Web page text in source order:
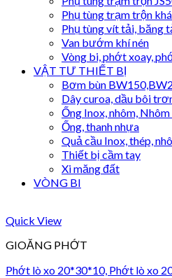
Phụ tùng trạm trộn
Phụ tùng vít tải, băng
Van bướm khí nén
Vòng bi, phớt xoay,
VẬT TƯ THIẾT BỊ
Bơm bùn
Dây curoa, dầu bôi
Ống Inox, nhôm,
Ống, thanh nhựa
Quả cầu Inox, thép,
Thiết bị cầm tay
Xi măng đất
VÒNG BI
Quick View
GIOĂNG PHỚT
Phớt lò xo 20*30*10, Phớt lò xo